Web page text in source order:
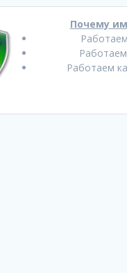
Почему
Работаем